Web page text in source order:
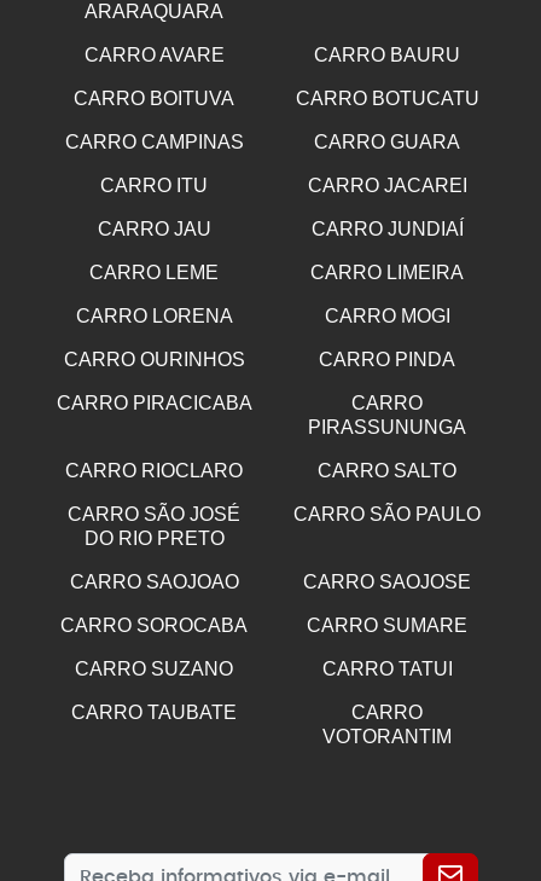
ARARAQUARA
CARRO AVARE CARRO BAURU
CARRO BOITUVA CARRO BOTUCATU
CARRO CAMPINAS CARRO GUARA
CARRO ITU CARRO JACAREI
CARRO JAU CARRO JUNDIAÍ
CARRO LEME CARRO LIMEIRA
CARRO LORENA CARRO MOGI
CARRO OURINHOS CARRO PINDA
CARRO PIRACICABA
CARRO
PIRASSUNUNGA
CARRO RIOCLARO CARRO SALTO
CARRO SÃO JOSÉ
DO RIO PRETO
CARRO SÃO PAULO
CARRO SAOJOAO CARRO SAOJOSE
CARRO SOROCABA CARRO SUMARE
CARRO SUZANO CARRO TATUI
CARRO TAUBATE
CARRO
VOTORANTIM